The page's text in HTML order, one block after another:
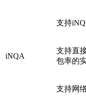
iNQA
支持
支持直
包率的
支持网